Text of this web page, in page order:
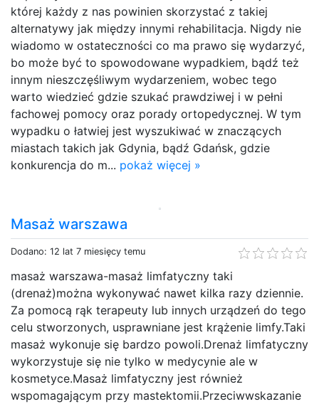
której każdy z nas powinien skorzystać z takiej
alternatywy jak między innymi rehabilitacja. Nigdy nie
wiadomo w ostateczności co ma prawo się wydarzyć,
bo może być to spowodowane wypadkiem, bądź też
innym nieszczęśliwym wydarzeniem, wobec tego
warto wiedzieć gdzie szukać prawdziwej i w pełni
fachowej pomocy oraz porady ortopedycznej. W tym
wypadku o łatwiej jest wyszukiwać w znaczących
miastach takich jak Gdynia, bądź Gdańsk, gdzie
konkurencja do m... pokaż więcej »
Masaż warszawa
Dodano: 12 lat 7 miesięcy temu
masaż warszawa-masaż limfatyczny taki
(drenaż)można wykonywać nawet kilka razy dziennie.
Za pomocą rąk terapeuty lub innych urządzeń do tego
celu stworzonych, usprawniane jest krążenie limfy.Taki
masaż wykonuje się bardzo powoli.Drenaż limfatyczny
wykorzystuje się nie tylko w medycynie ale w
kosmetyce.Masaż limfatyczny jest również
wspomagającym przy mastektomii.Przeciwwskazanie